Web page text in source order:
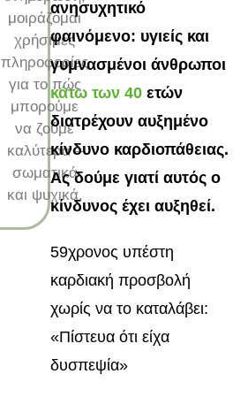
μοιράζομαι
χρήσιμες
πληροφορίες
για το πώς
μπορούμε
να ζούμε
καλύτερα –
σωματικά
και ψυχικά.
ανησυχητικό
φαινόμενο: υγιείς και
γυμνασμένοι άνθρωποι
κάτω των 40 ετών
διατρέχουν αυξημένο
κίνδυνο καρδιοπάθειας.
Ας δούμε γιατί αυτός ο
κίνδυνος έχει αυξηθεί.
59χρονος υπέστη
καρδιακή προσβολή
χωρίς να το καταλάβει:
«Πίστευα ότι είχα
δυσπεψία»